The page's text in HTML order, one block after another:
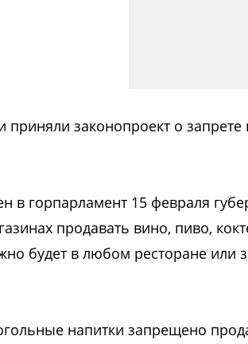
приняли законопроект о
в горпарламент 15 февраля
продавать вино, пиво,
будет в любом ресторане или
напитки запрещено